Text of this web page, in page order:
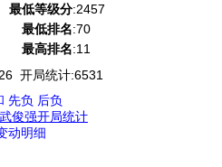
最低等级分:2457
最低排名:70
最高排名:11
开局统计:6531
先负 后负
武俊强开局统计
动明细